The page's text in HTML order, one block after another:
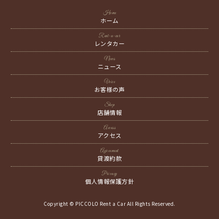
Home
ホーム
Rent-a-car
レンタカー
News
ニュース
Voice
お客様の声
Shop
店舗情報
Access
アクセス
Agreement
貸渡約款
Privacy
個人情報保護方針
Copyright © PICCOLO Rent a Car All Rights Reserved.